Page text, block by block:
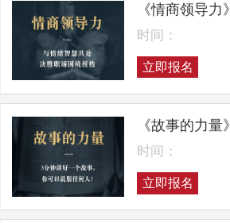
《情商领导力》
时间：
立即报名
《故事的力量》
时间：
立即报名